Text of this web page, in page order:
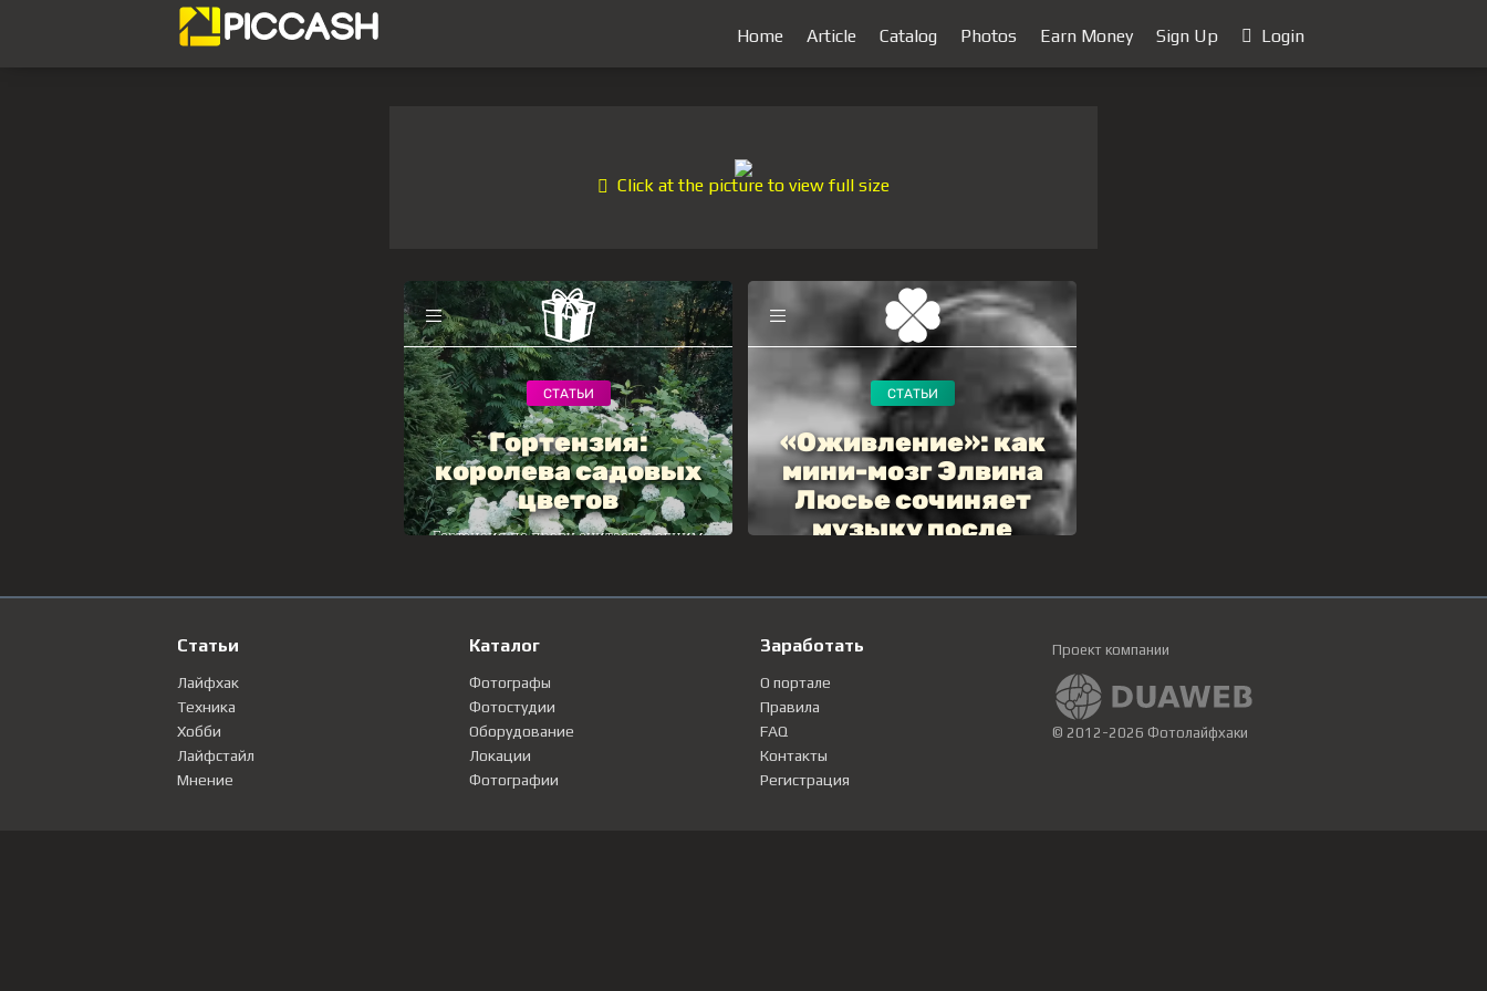
Home Article Catalog Photos Earn Money Sign Up Login
Click at the picture to view full size
Статьи
Лайфхак
Техника
Хобби
Лайфстайл
Мнение
Каталог
Фотографы
Фотостудии
Оборудование
Локации
Фотографии
Заработать
О портале
Правила
FAQ
Контакты
Регистрация
Проект компании
© 2012-2026 Фотолайфхаки